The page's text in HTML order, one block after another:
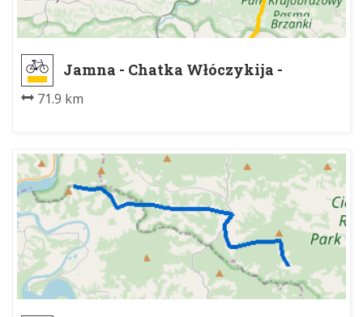
Jamna - Chatka Włóczykija -
71.9 km